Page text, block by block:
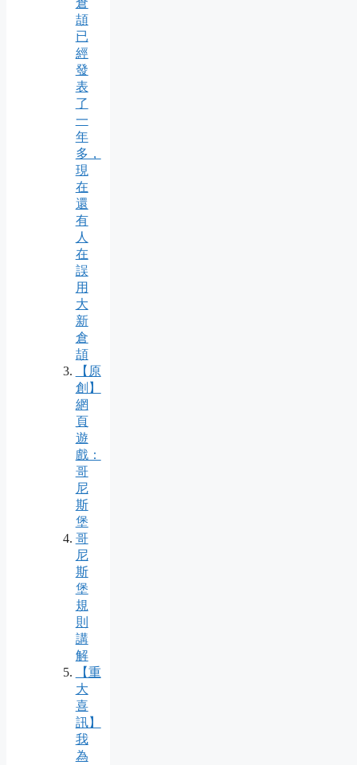
倉
頡
已
經
發
表
了
一
年
多，
現
在
還
有
人
在
誤
用
大
新
倉
頡
【原
創】
網
頁
遊
戲：
哥
尼
斯
堡
哥
尼
斯
堡
規
則
講
解
【重
大
喜
訊】
我
為